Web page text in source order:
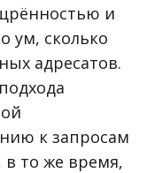
и
ум, сколько
адресатов.
к запросам
в то же время,